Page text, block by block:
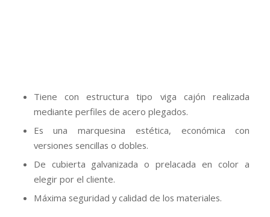
Tiene con estructura tipo viga cajón realizada
mediante perfiles de acero plegados.
Es una marquesina estética, económica con
versiones sencillas o dobles.
De cubierta galvanizada o prelacada en color a
elegir por el cliente.
Máxima seguridad y calidad de los materiales.